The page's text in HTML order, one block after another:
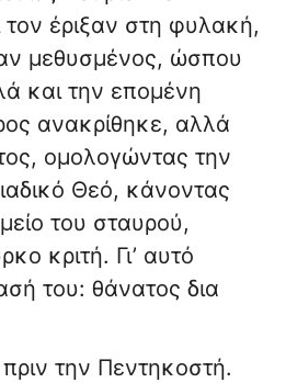
έριξαν στη φυλακή,
μεθυσμένος, ώσπου
και την επομένη
ανακρίθηκε, αλλά
ομολογώντας την
Θεό, κάνοντας
του σταυρού,
κριτή. Γι’ αυτό
του: θάνατος δια
την Πεντηκοστή.